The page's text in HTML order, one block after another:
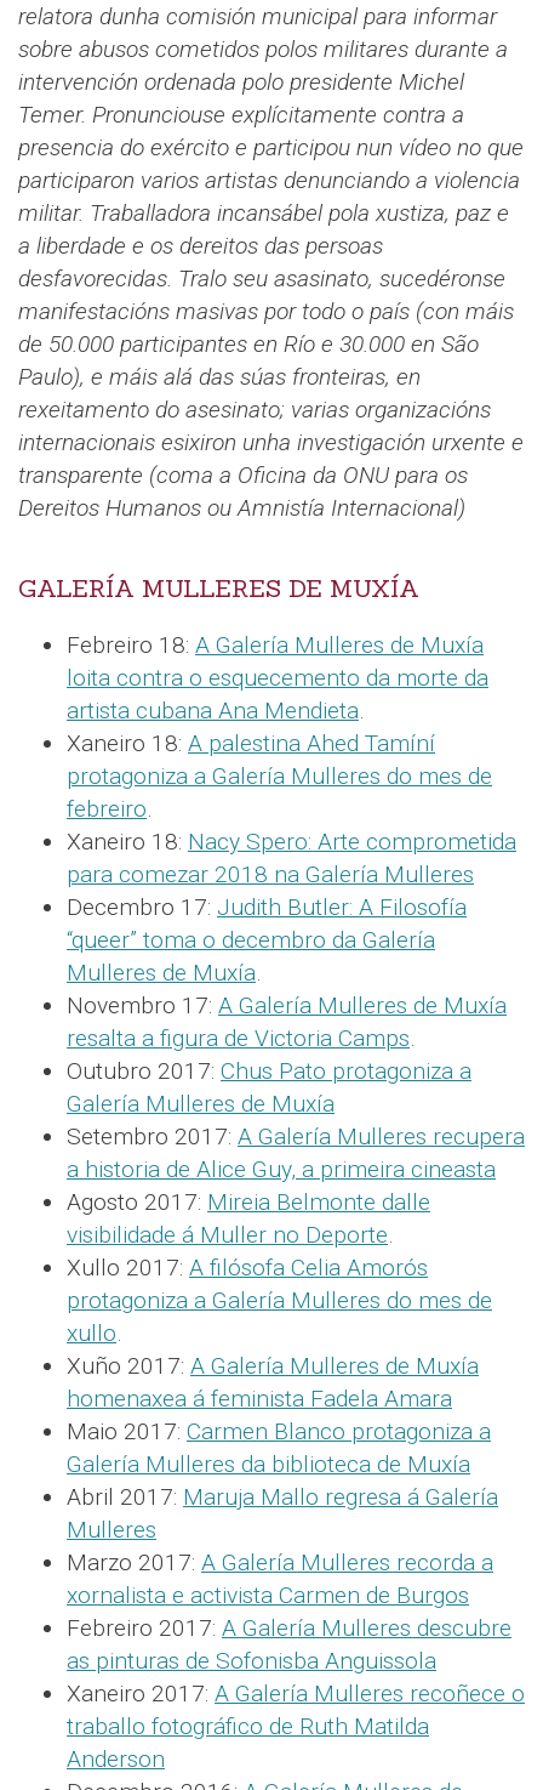
relatora dunha comisión municipal para informar
sobre abusos cometidos polos militares durante a
intervención ordenada polo presidente Michel
Temer. Pronunciouse explícitamente contra a
presencia do exército e participou nun vídeo no que
participaron varios artistas denunciando a violencia
militar. Traballadora incansábel pola xustiza, paz e
a liberdade e os dereitos das persoas
desfavorecidas. Tralo seu asasinato, sucedéronse
manifestacións masivas por todo o país (con máis
de 50.000 participantes en Río e 30.000 en São
Paulo), e máis alá das súas fronteiras, en
rexeitamento do asesinato; varias organizacións
internacionais esixiron unha investigación urxente e
transparente (coma a Oficina da ONU para os
Dereitos Humanos ou Amnistía Internacional)
GALERÍA MULLERES DE MUXÍA
Febreiro 18: A Galería Mulleres de Muxía
loita contra o esquecemento da morte da
artista cubana Ana Mendieta.
Xaneiro 18: A palestina Ahed Tamíní
protagoniza a Galería Mulleres do mes de
febreiro.
Xaneiro 18: Nacy Spero: Arte comprometida
para comezar 2018 na Galería Mulleres
Decembro 17: Judith Butler: A Filosofía
“queer” toma o decembro da Galería
Mulleres de Muxía.
Novembro 17: A Galería Mulleres de Muxía
resalta a figura de Victoria Camps.
Outubro 2017: Chus Pato protagoniza a
Galería Mulleres de Muxía
Setembro 2017: A Galería Mulleres recupera
a historia de Alice Guy, a primeira cineasta
Agosto 2017: Mireia Belmonte dalle
visibilidade á Muller no Deporte.
Xullo 2017: A filósofa Celia Amorós
protagoniza a Galería Mulleres do mes de
xullo.
Xuño 2017: A Galería Mulleres de Muxía
homenaxea á feminista Fadela Amara
Maio 2017: Carmen Blanco protagoniza a
Galería Mulleres da biblioteca de Muxía
Abril 2017: Maruja Mallo regresa á Galería
Mulleres
Marzo 2017: A Galería Mulleres recorda a
xornalista e activista Carmen de Burgos
Febreiro 2017: A Galería Mulleres descubre
as pinturas de Sofonisba Anguissola
Xaneiro 2017: A Galería Mulleres recoñece o
traballo fotográfico de Ruth Matilda
Anderson